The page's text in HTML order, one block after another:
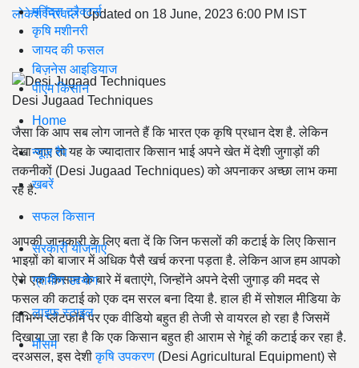
महिंद्रा ट्रैक्टर्स
कृषि मशीनरी
जायद की फसल
बिज़नेस आइडियाज
पीएम किसान
Home
न्यूज़ रैप
खबरें
सफल किसान
सरकारी योजनाएं
ग्रामीण उद्द्योग
लाइफ स्टाइल
मौसम
लोकेश निरवालUpdated on 18 June, 2023 6:00 PM IST
Desi Jugaad Techniques
जैसा कि आप सब लोग जानते हैं कि भारत एक कृषि प्रधान देश है. लेकिन
देखा जाए तो यह के ज्यादातार किसान भाई अपने खेत में देशी जुगाड़ों की
तकनीकों (Desi Jugaad Techniques)को अपनाकर अच्छा लाभ कमा
रहे है.
आपकी जानकारी के लिए बता दें कि जिन फसलों की कटाई के लिए किसान
भाइय़ों को बाजार में अधिक पैसै खर्च करना पड़ता है. लेकिन आज हम आपको
ऐसे एक किसान के बारे में बताएंगे, जिन्होंने अपने देसी जुगाड़ की मदद से
फसल की कटाई को एक दम सरल बना दिया है. हाल ही में सोशल मीडिया के
विभिन्न प्लेटफॉर्म पर एक वीडियो बहुत ही तेजी से वायरल हो रहा है जिसमें
दिखाया जा रहा है कि एक किसान बहुत ही आराम से गेहूं की कटाई कर रहा है.
दरअसल, इस देशीकृषि उपकरण (Desi Agricultural Equipment)से